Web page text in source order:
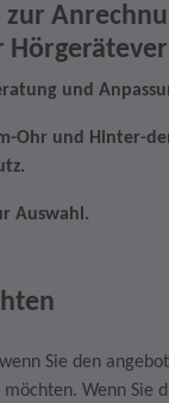
zur
und
Ohr und Hinter-
Auswahl.
Sie den
Wenn Sie